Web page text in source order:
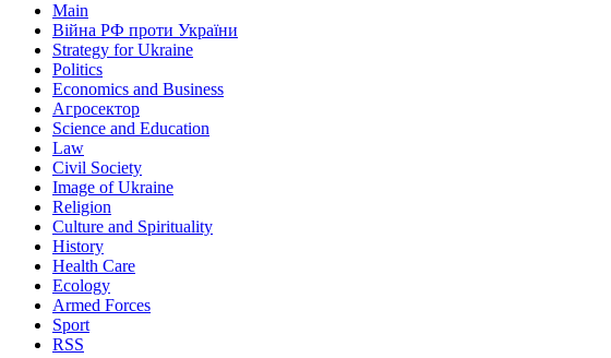
Main
Війна РФ проти України
Strategy for Ukraine
Politics
Economics and Business
Агросектор
Science and Education
Law
Civil Society
Image of Ukraine
Religion
Culture and Spirituality
History
Health Care
Ecology
Armed Forces
Sport
RSS